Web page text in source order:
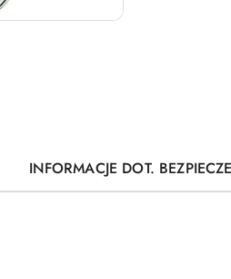
INFORMACJE DOT.